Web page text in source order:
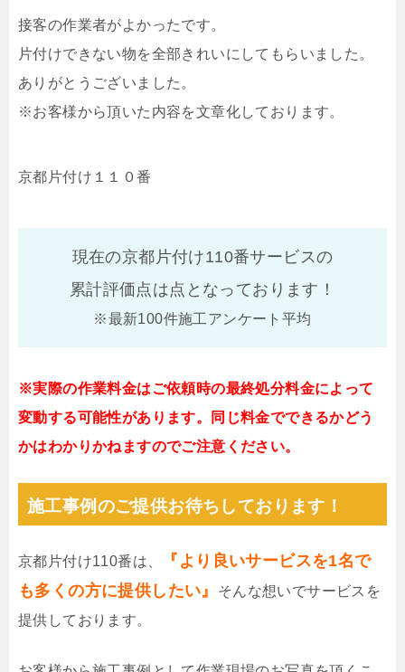
接客の作業者がよかったです。
片付けできない物を全部きれいにしてもらいました。
ありがとうございました。
※お客様から頂いた内容を文章化しております。
京都片付け１１０番
現在の京都片付け110番サービスの
累計評価点は点となっております！
※最新100件施工アンケート平均
※実際の作業料金はご依頼時の最終処分料金によって
変動する可能性があります。同じ料金でできるかどう
かはわかりかねますのでご注意ください。
施工事例のご提供お待ちしております！
京都片付け110番は、
『より良いサービスを1名で
も多くの方に提供したい』
そんな想いでサービスを
提供しております。